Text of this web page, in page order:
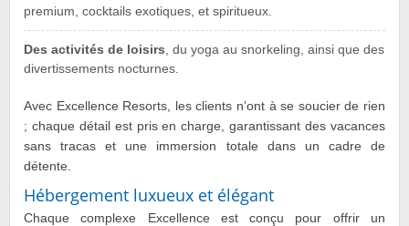
premium, cocktails exotiques, et spiritueux.
Des activités de loisirs , du yoga au snorkeling, ainsi que des
divertissements nocturnes.
Avec Excellence Resorts, les clients n’ont à se soucier de rien
; chaque détail est pris en charge, garantissant des vacances
sans tracas et une immersion totale dans un cadre de
détente.
Hébergement luxueux et élégant
Chaque complexe Excellence est conçu pour offrir un